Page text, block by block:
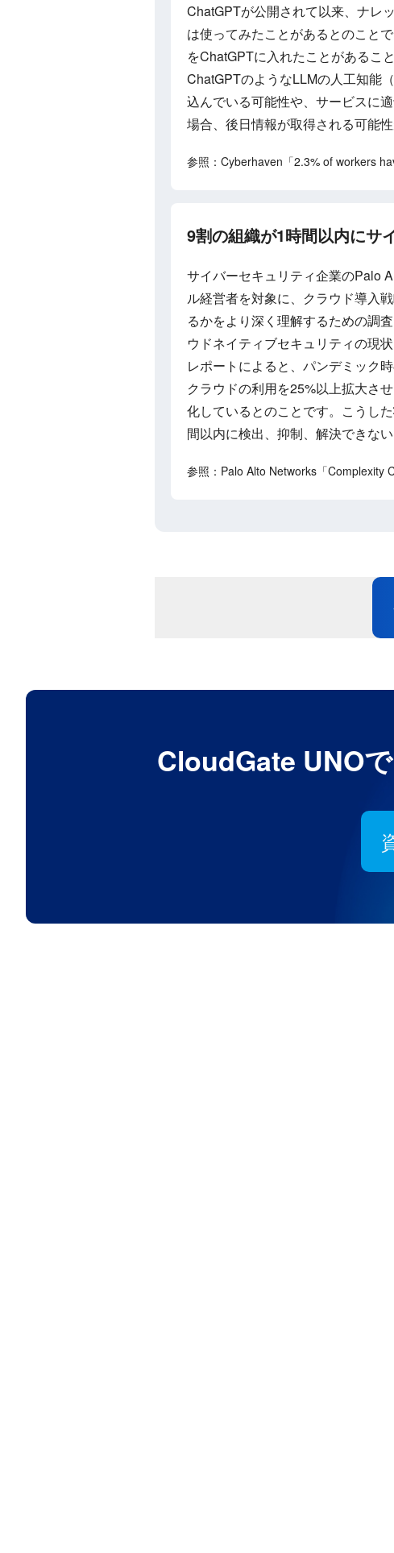
ChatGPTが公開されて以来、ナレ
は使ってみたことがあるとのこと
をChatGPTに入れたことがあるこ
ChatGPTのようなLLMの人工知能
込んでいる可能性や、サービスに
場合、後日情報が取得される可能
参照：Cyberhaven「2.3% of workers
9割の組織が1時間以内に
サイバーセキュリティ企業のPalo
ル経営者を対象に、クラウド導入
るかをより深く理解するための調
ウドネイティブセキュリティの現
レポートによると、パンデミック
クラウドの利用を25%以上拡大さ
化しているとのことです。こうし
間以内に検出、抑制、解決できない
参照：Palo Alto Networks「Complexity
CloudGate UNO